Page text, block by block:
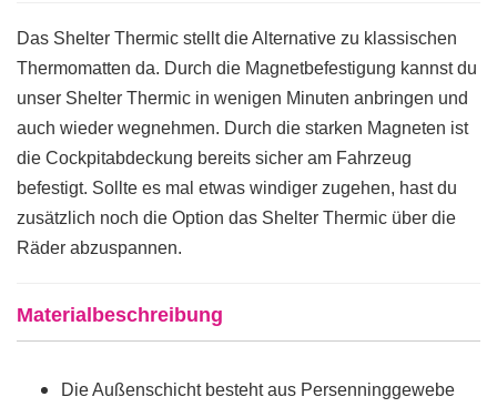
Das Shelter Thermic stellt die Alternative zu klassischen
Thermomatten da. Durch die Magnetbefestigung kannst du
unser Shelter Thermic in wenigen Minuten anbringen und
auch wieder wegnehmen. Durch die starken Magneten ist
die Cockpitabdeckung bereits sicher am Fahrzeug
befestigt. Sollte es mal etwas windiger zugehen, hast du
zusätzlich noch die Option das Shelter Thermic über die
Räder abzuspannen.
Materialbeschreibung
Die Außenschicht besteht aus Persenninggewebe